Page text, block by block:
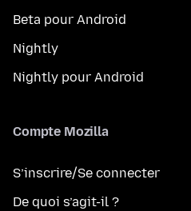
Beta pour Android
Nightly
Nightly pour Android
Compte Mozilla
S’inscrire/Se connecter
De quoi s’agit-il ?